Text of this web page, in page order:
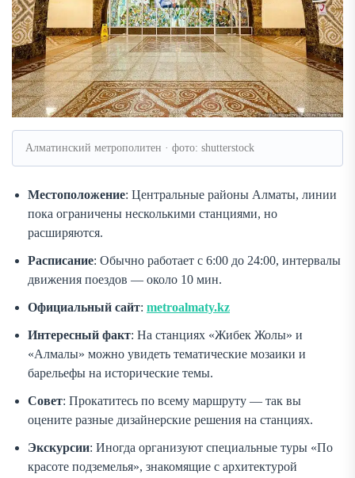
Алматинский метрополитен · фото: shutterstock
Местоположение: Центральные районы Алматы, линии
пока ограничены несколькими станциями, но
расширяются.
Расписание: Обычно работает с 6:00 до 24:00, интервалы
движения поездов — около 10 мин.
Официальный сайт: metroalmaty.kz
Интересный факт: На станциях «Жибек Жолы» и
«Алмалы» можно увидеть тематические мозаики и
барельефы на исторические темы.
Совет: Прокатитесь по всему маршруту — так вы
оцените разные дизайнерские решения на станциях.
Экскурсии: Иногда организуют специальные туры «По
красоте подземелья», знакомящие с архитектурой